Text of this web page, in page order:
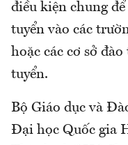
điều kiện chung
tuyển vào các
hoặc các cơ sở
tuyển.
Bộ Giáo dục và
Đại học Quốc gia